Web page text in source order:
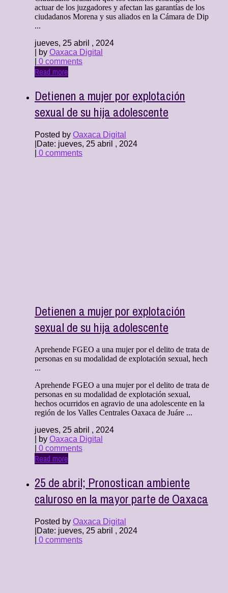
actuar de los juzgadores y afectan las garantías de los
ciudadanos Morena y sus aliados en la Cámara de Dip
...
jueves, 25 abril , 2024
| by Oaxaca Digital
0 comments
Read more
Detienen a mujer por explotación
sexual de su hija adolescente
Posted by Oaxaca Digital
Date: jueves, 25 abril , 2024
0 comments
Detienen a mujer por explotación
sexual de su hija adolescente
Aprehende FGEO a una mujer por el delito de trata de
personas en su modalidad de explotación sexual, hech
...
Aprehende FGEO a una mujer por el delito de trata de
personas en su modalidad de explotación sexual,
hechos ocurridos en agravio de una adolescente en la
región de los Valles Centrales Oaxaca de Juáre ...
jueves, 25 abril , 2024
| by Oaxaca Digital
0 comments
Read more
25 de abril; Pronostican ambiente
caluroso en la mayor parte de Oaxaca
Posted by Oaxaca Digital
Date: jueves, 25 abril , 2024
0 comments